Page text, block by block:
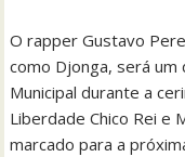
O rapper Gustavo
como Djonga, será um
Municipal durante a
Liberdade Chico Rei e
marcado para a